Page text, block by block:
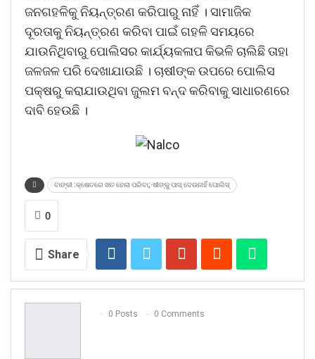
ଜନଗହଳିକୁ ନିୟନ୍ତ୍ରଣ କରିପାରୁ ନାହିଁ । ସାମାଜିକ
ଦୂରତାକୁ ନିୟନ୍ତ୍ରଣ କରିବା ପାଇଁ ଗହଳି ସମୟରେ
ଯାଉନିଥିବାରୁ ପୋଲିସର କାର୍ଯ୍ୟକଳାପ କିଭଳି ଚାଲିଛି ତାହା
ଜଳଜଳ ପରି ଦେଖାଯାଉଛି । ଚାଷୀଙ୍କ ଉପରେ ପୋଲିସ
ପକ୍ଷରୁ କରାଯାଉଥିବା ଜୁଲମ ବନ୍ଦ କରିବାକୁ ସାଧାରଣରେ
ଦାବି ହେଉଛି ।
ବାଙ୍କୀ :କ୍ଷେତରେ ଖତ ହେଲା ପରିବା;·ଷୀଙ୍କୁ ପାସ୍ ଦେଉନାହିଁ ପୋଲିସ୍
0
Share
0 Posts 0 Comments